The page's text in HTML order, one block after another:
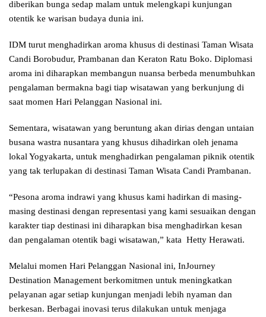
diberikan bunga sedap malam untuk melengkapi kunjungan
otentik ke warisan budaya dunia ini.
IDM turut menghadirkan aroma khusus di destinasi Taman Wisata
Candi Borobudur, Prambanan dan Keraton Ratu Boko. Diplomasi
aroma ini diharapkan membangun nuansa berbeda menumbuhkan
pengalaman bermakna bagi tiap wisatawan yang berkunjung di
saat momen Hari Pelanggan Nasional ini.
Sementara, wisatawan yang beruntung akan dirias dengan untaian
busana wastra nusantara yang khusus dihadirkan oleh jenama
lokal Yogyakarta, untuk menghadirkan pengalaman piknik otentik
yang tak terlupakan di destinasi Taman Wisata Candi Prambanan.
“Pesona aroma indrawi yang khusus kami hadirkan di masing-
masing destinasi dengan representasi yang kami sesuaikan dengan
karakter tiap destinasi ini diharapkan bisa menghadirkan kesan
dan pengalaman otentik bagi wisatawan,” kata Hetty Herawati.
Melalui momen Hari Pelanggan Nasional ini, InJourney
Destination Management berkomitmen untuk meningkatkan
pelayanan agar setiap kunjungan menjadi lebih nyaman dan
berkesan. Berbagai inovasi terus dilakukan untuk menjaga